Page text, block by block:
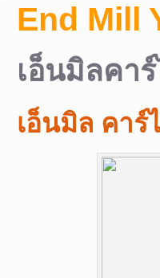
End Mill
เอ็นมิลคา
เอ็นมิล คา